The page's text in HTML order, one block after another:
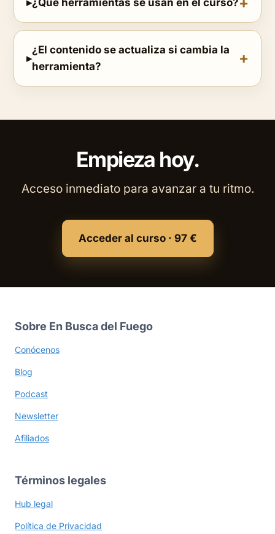
¿Qué herramientas se usan en el curso?
¿El contenido se actualiza si cambia la
herramienta?
Empieza hoy.
Acceso inmediato para avanzar a tu ritmo.
Acceder al curso · 97 €
Sobre En Busca del Fuego
Conócenos
Blog
Podcast
Newsletter
Afiliados
Términos legales
Hub legal
Política de Privacidad